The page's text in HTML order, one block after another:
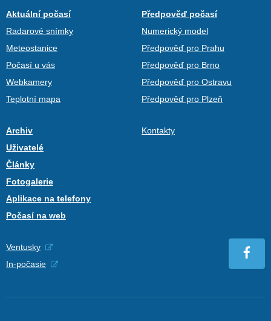
Aktuální počasí
Radarové snímky
Meteostanice
Počasí u vás
Webkamery
Teplotní mapa
Předpověď počasí
Numerický model
Předpověď pro Prahu
Předpověď pro Brno
Předpověď pro Ostravu
Předpověď pro Plzeň
Archiv
Uživatelé
Články
Fotogalerie
Aplikace na telefony
Počasí na web
Kontakty
Ventusky
In-počasie